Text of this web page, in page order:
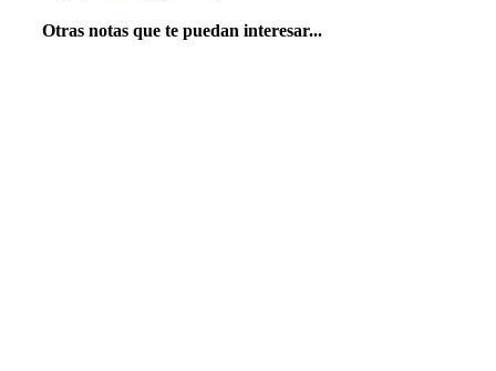
Otras notas que te puedan interesar...